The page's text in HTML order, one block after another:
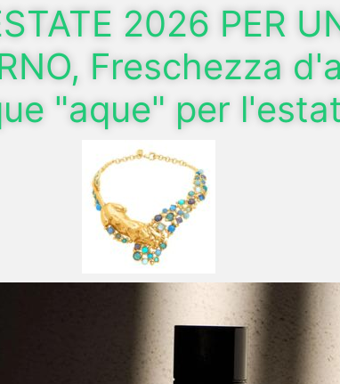
2026 PER
Freschezza
"aque" per